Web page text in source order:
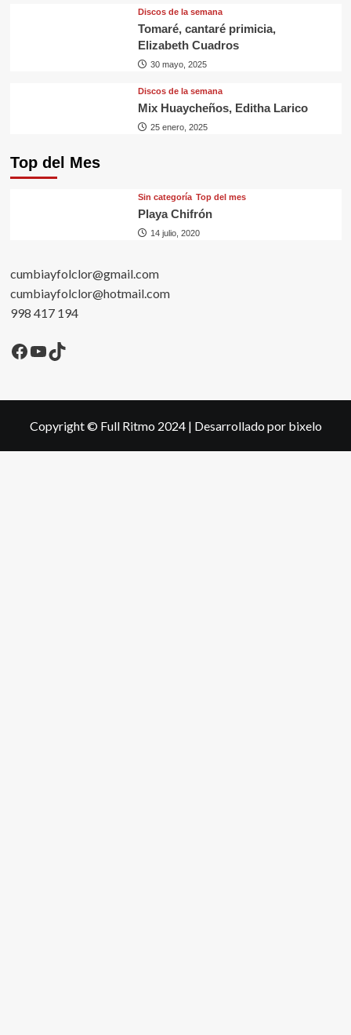
Discos de la semana
Tomaré, cantaré primicia,
Elizabeth Cuadros
30 mayo, 2025
Discos de la semana
Mix Huaycheños, Editha Larico
25 enero, 2025
Top del Mes
Sin categorí­a Top del mes
Playa Chifrón
14 julio, 2020
cumbiayfolclor@gmail.com
cumbiayfolclor@hotmail.com
998 417 194
Facebook
YouTube
TikTok
Copyright © Full Ritmo 2024 | Desarrollado por bixelo